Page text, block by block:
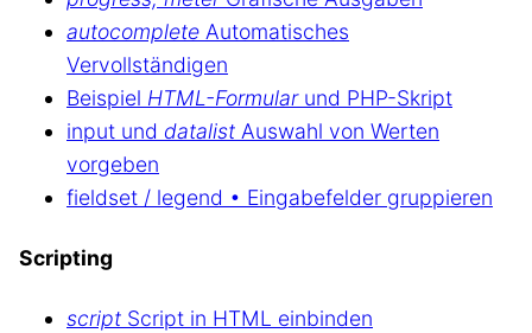
autocomplete Automatisches
Vervollständigen
Beispiel HTML-Formularund PHP-Skript
input und datalist Auswahl von Werten
vorgeben
fieldset / legend • Eingabefelder gruppieren
Scripting
script Script in HTML einbinden